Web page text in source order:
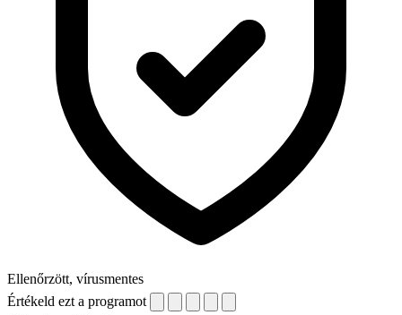
Ellenőrzött, vírusmentes
Értékeld ezt a programot